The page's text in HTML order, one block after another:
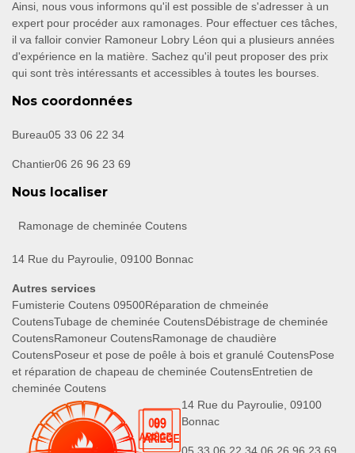
Ainsi, nous vous informons qu'il est possible de s'adresser à un
expert pour procéder aux ramonages. Pour effectuer ces tâches,
il va falloir convier Ramoneur Lobry Léon qui a plusieurs années
d'expérience en la matière. Sachez qu'il peut proposer des prix
qui sont très intéressants et accessibles à toutes les bourses.
Nos coordonnées
Bureau05 33 06 22 34
Chantier06 26 96 23 69
Nous localiser
Ramonage de cheminée Coutens
14 Rue du Payroulie, 09100 Bonnac
Autres services
Fumisterie Coutens 09500Réparation de chmeinée
CoutensTubage de cheminée CoutensDébistrage de cheminée
CoutensRamoneur CoutensRamonage de chaudière
CoutensPoseur et pose de poêle à bois et granulé CoutensPose
et réparation de chapeau de cheminée CoutensEntretien de
cheminée Coutens
14 Rue du Payroulie, 09100
Bonnac